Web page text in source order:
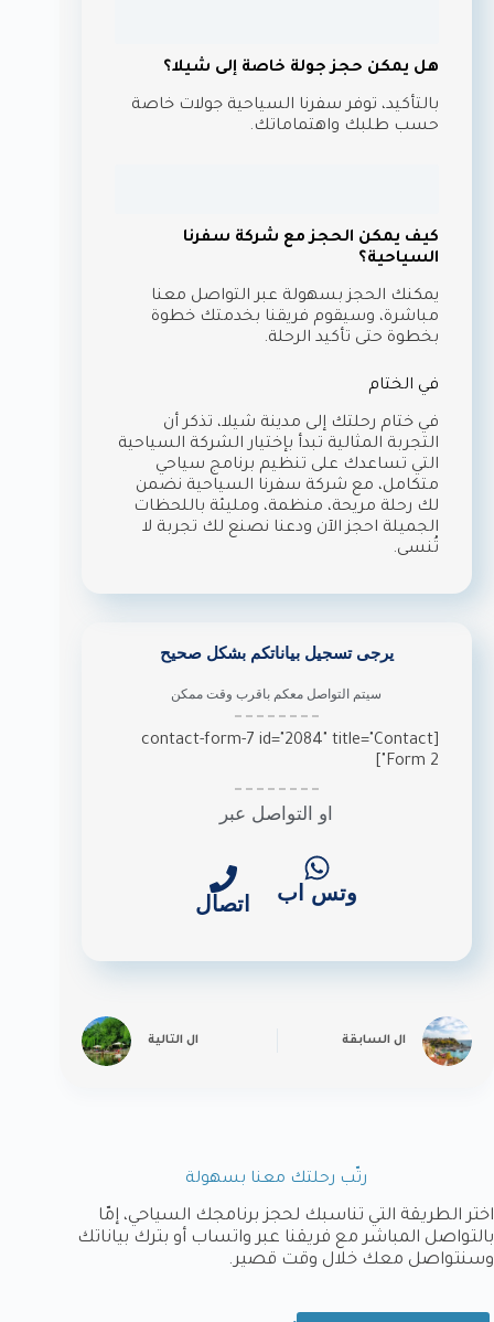
هل يمكن حجز جولة خاصة إلى شيلا؟
بالتأكيد، توفر سفرنا السياحية جولات خاصة
حسب طلبك واهتماماتك.
كيف يمكن الحجز مع شركة سفرنا
السياحية؟
يمكنك الحجز بسهولة عبر التواصل معنا
مباشرة، وسيقوم فريقنا بخدمتك خطوة
بخطوة حتى تأكيد الرحلة.
في الختام
في ختام رحلتك إلى مدينة شيلا، تذكر أن
التجربة المثالية تبدأ بإختيار الشركة السياحية
التي تساعدك على تنظيم برنامج سياحي
متكامل، مع شركة سفرنا السياحية نضمن
لك رحلة مريحة، منظمة، ومليئة باللحظات
الجميلة احجز الآن ودعنا نصنع لك تجربة لا
تُنسى.
يرجى تسجيل بياناتكم بشكل صحيح
سيتم التواصل معكم باقرب وقت ممكن
[contact-form-7 id="2084" title="Contact
Form 2"]
او التواصل عبر
وتس اب اتصال
ال السابقة ال التالية
رتّب رحلتك معنا بسهولة
اختر الطريقة التي تناسبك لحجز برنامجك السياحي، إمّا
بالتواصل المباشر مع فريقنا عبر واتساب أو بترك بياناتك
وسنتواصل معك خلال وقت قصير.